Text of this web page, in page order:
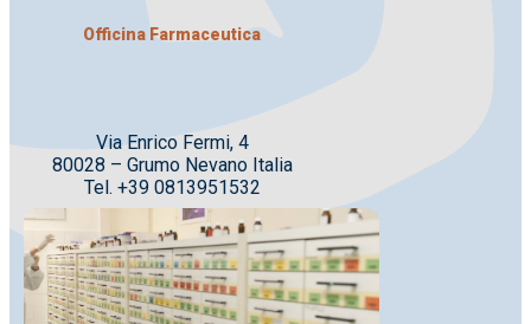
Officina Farmaceutica
Via Enrico Fermi, 4
80028 – Grumo Nevano Italia
Tel. +39 0813951532